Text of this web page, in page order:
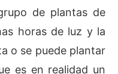
de plantas de
horas de luz y la
o se puede plantar
es en realidad un